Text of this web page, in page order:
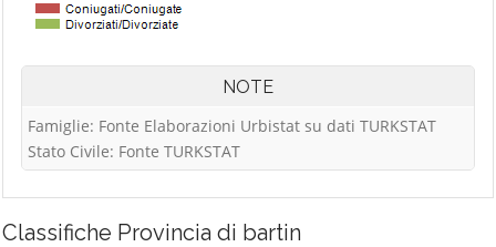
NOTE
Famiglie: Fonte Elaborazioni Urbistat su dati TURKSTAT
Stato Civile: Fonte TURKSTAT
Classifiche Provincia di bartin